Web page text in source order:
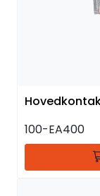
100-EA400